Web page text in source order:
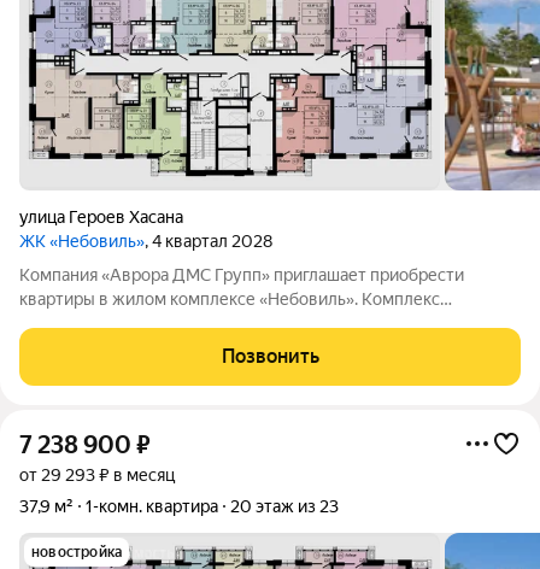
улица Героев Хасана
ЖК «Небовиль», 4 квартал 2028
Компания «Аврора ДМС Групп» приглашает приобрести
квартиры в жилом комплексе «Небовиль». Комплекс
инфраструктурой и закрытым паркингом на 99машиномест.
Позвонить
7 238 900 ₽
от 29 293 ₽ в месяц
37,9 м²
1-комн. квартира 20 этаж из 23
новостройка